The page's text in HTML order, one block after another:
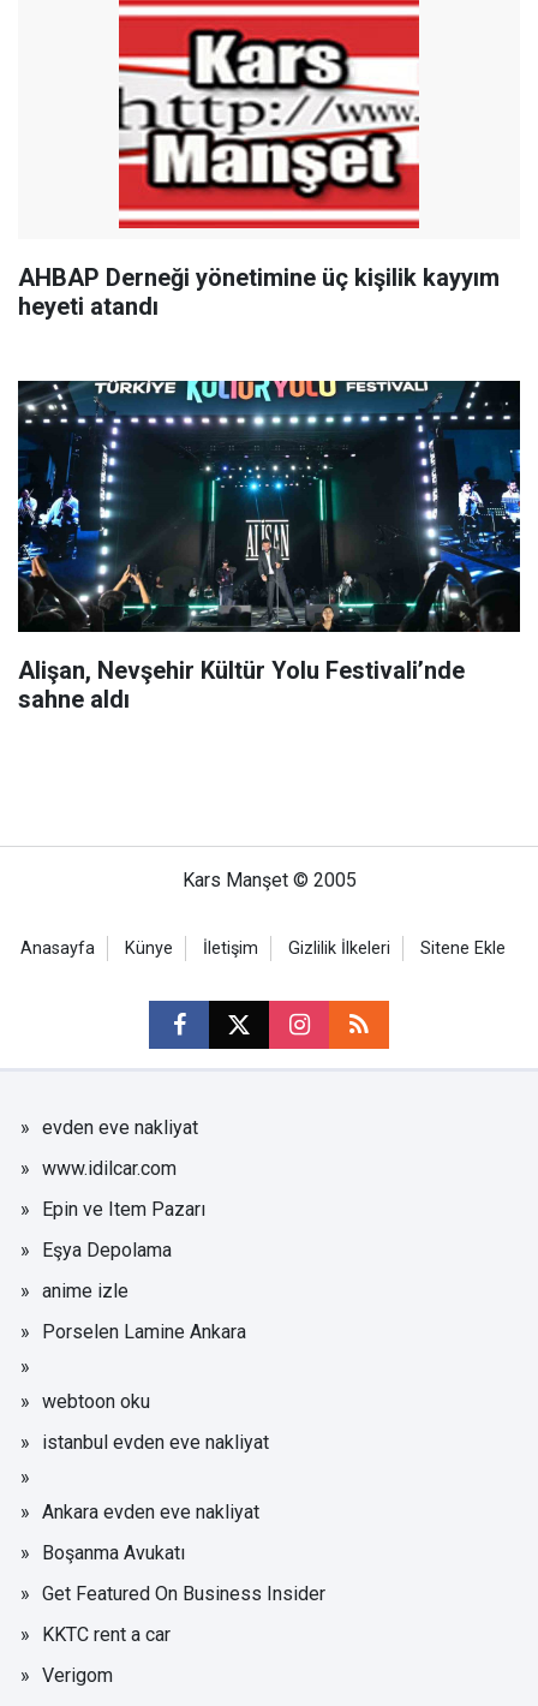
AHBAP Derneği yönetimine üç kişilik kayyım
heyeti atandı
Alişan, Nevşehir Kültür Yolu Festivali’nde
sahne aldı
Kars Manşet © 2005
Anasayfa Künye İletişim Gizlilik İlkeleri Sitene Ekle
evden eve nakliyat
www.idilcar.com
Epin ve Item Pazarı
Eşya Depolama
anime izle
Porselen Lamine Ankara
webtoon oku
istanbul evden eve nakliyat
Ankara evden eve nakliyat
Boşanma Avukatı
Get Featured On Business Insider
KKTC rent a car
Verigom